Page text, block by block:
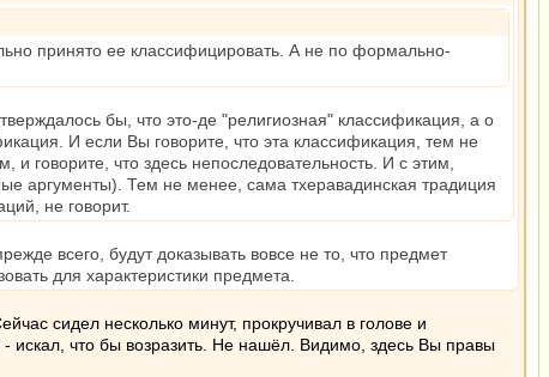
принято ее классифицировать. А не по формально-
бы, что это-де "религиозная" классификация, а о
И если Вы говорите, что эта классификация, тем не
говорите, что здесь непоследовательность. И с этим,
аргументы). Тем не менее, сама тхеравадинская традиция
не говорит.
всего, будут доказывать вовсе не то, что предмет
для характеристики предмета.
сидел несколько минут, прокручивал в голове и
искал, что бы возразить. Не нашёл. Видимо, здесь Вы правы